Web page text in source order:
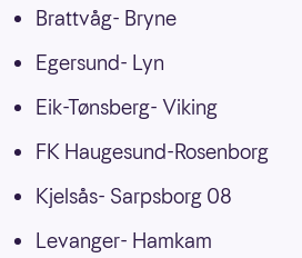
Brattvåg- Bryne
Egersund- Lyn
Eik-Tønsberg- Viking
FK Haugesund-Rosenborg
Kjelsås- Sarpsborg 08
Levanger- Hamkam